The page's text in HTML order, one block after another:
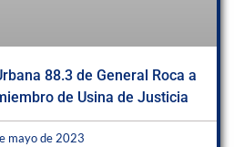
88.3 de General Roca a
de Usina de Justicia
mayo de 2023